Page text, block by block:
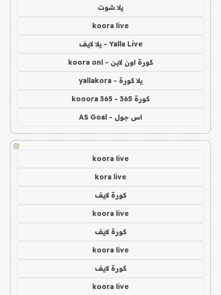
يلا شوت
koora live
Yalla Live - يلا لايف
كورة اون لاين - koora onl
يلا كورة - yallakora
كورة 365 - kooora 365
اس جول - AS Goal
!
koora live
kora live
كورة لايف
koora live
كورة لايف
koora live
كورة لايف
koora live